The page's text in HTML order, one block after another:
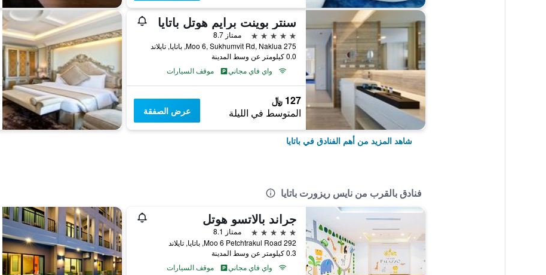
سنتر بوينت برايم هوتل باتايا
5 نجوم
ممتاز 8.7
275 Moo 6, Sukhumvit Rd, Naklua, باتايا, تايلاند
0.0 كيلومتر عن وسط المدينة
واي فاي مجاني
موقف السيارات
127 ﷼
المتوسط في الليلة عرض الصفقة
شاهد المزيد من أهم الفنادق في باتايا
فنادق بالقرب من نايس ريزورت باتايا
جراند بالاتسو هوتل
5 نجوم
ممتاز 8.1
292 Moo 6 Petchtrakul Road, باتايا, تايلاند
0.3 كيلومتر عن وسط المدينة
واي فاي مجاني
موقف السيارات